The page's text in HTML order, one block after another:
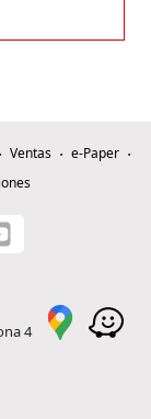
Ventas
e-Paper
4